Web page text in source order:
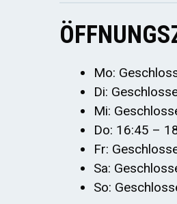
Mo:
Di:
Mi:
Do: 16:45 –
Fr:
Sa:
So: